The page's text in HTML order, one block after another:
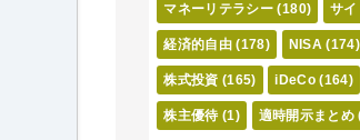
マネーリテラシー (180) サ
経済的自由 (178) NISA (174)
株式投資 (165) iDeCo (164)
株主優待 (1) 適時開示まとめ